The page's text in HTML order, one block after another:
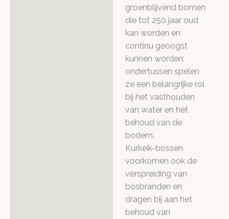
groenblijvend bomen
die tot 250 jaar oud
kan worden en
continu geoogst
kunnen worden;
ondertussen spelen
ze een belangrijke rol
bij het vasthouden
van water en het
behoud van de
bodem.
Kurkeik-bossen
voorkomen ook de
verspreiding van
bosbranden en
dragen bij aan het
behoud van